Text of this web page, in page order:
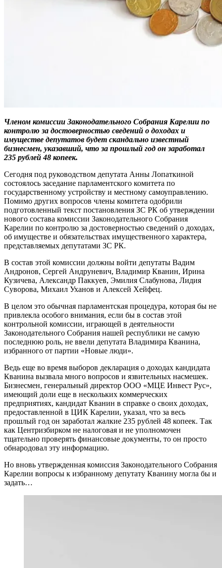
Членом комиссии Законодательного Собрания Карелии по
контролю за достоверностью сведений о доходах и
имуществе депутатов будет скандально известный
бизнесмен, указавший, что за прошлый год он заработал
235 рублей 48 копеек.
Сегодня под руководством депутата Анны Лопаткиной
состоялось заседание парламентского комитета по
государственному устройству и местному самоуправлению.
Помимо других вопросов члены комитета одобрили
подготовленный текст постановления ЗС РК об утверждении
нового состава комиссии Законодательного Собрания
Карелии по контролю за достоверностью сведений о доходах,
об имуществе и обязательствах имущественного характера,
представляемых депутатами ЗС РК.
В состав этой комиссии должны войти депутаты Вадим
Андронов, Сергей Андруневич, Владимир Кванин, Ирина
Кузичева, Александр Паккуев, Эмилия Слабунова, Лидия
Суворова, Михаил Уханов и Алексей Хейфец.
В целом это обычная парламентская процедура, которая бы не
привлекла особого внимания, если бы в состав этой
контрольной комиссии, играющей в деятельности
Законодательного Собрания нашей республики не самую
последнюю роль, не ввели депутата Владимира Кванина,
избранного от партии «Новые люди».
Ведь еще во время выборов декларация о доходах кандидата
Кванина вызвала много вопросов и язвительных насмешек.
Бизнесмен, генеральный директор ООО «МЦЕ Инвест Рус»,
имеющий доли еще в нескольких коммерческих
предприятиях, кандидат Кванин в справке о своих доходах,
предоставленной в ЦИК Карелии, указал, что за весь
прошлый год он заработал жалкие 235 рублей 48 копеек. Так
как Центризбирком не налоговая и не уполномочен
тщательно проверять финансовые документы, то он просто
обнародовал эту информацию.
Но вновь утвержденная комиссия Законодательного Собрания
Карелии вопросы к избранному депутату Кванину могла бы и
задать…